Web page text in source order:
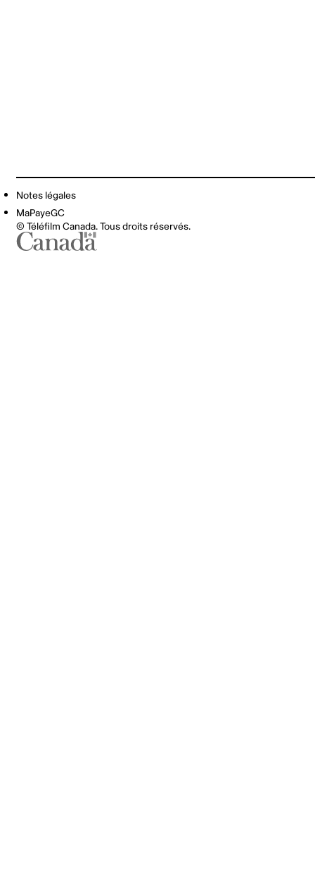
Notes légales
MaPayeGC
© Téléfilm Canada. Tous droits réservés.